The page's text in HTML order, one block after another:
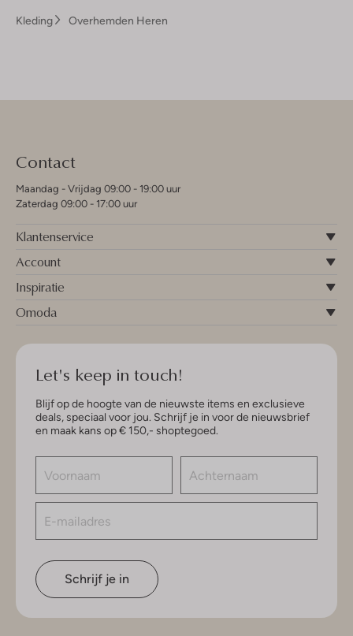
Kleding Overhemden Heren
Contact
Maandag - Vrijdag 09:00 - 19:00 uur
Zaterdag 09:00 - 17:00 uur
Klantenservice
Account
Inspiratie
Omoda
Let's keep in touch!
Blijf op de hoogte van de nieuwste items en exclusieve
deals, speciaal voor jou. Schrijf je in voor de nieuwsbrief
en maak kans op € 150,- shoptegoed.
Schrijf je in